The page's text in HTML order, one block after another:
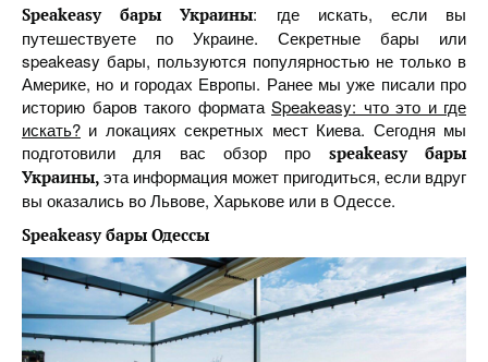
Speakeasy бары Украины: где искать, если вы
путешествуете по Украине. Секретные бары или
speakeasy бары, пользуются популярностью не только в
Америке, но и городах Европы. Ранее мы уже писали про
историю баров такого формата Speakeasy: что это и где
искать? и локациях секретных мест Киева. Сегодня мы
подготовили для вас обзор про speakeasy бары
Украины, эта информация может пригодиться, если вдруг
вы оказались во Львове, Харькове или в Одессе.
Speakeasyбары Одессы